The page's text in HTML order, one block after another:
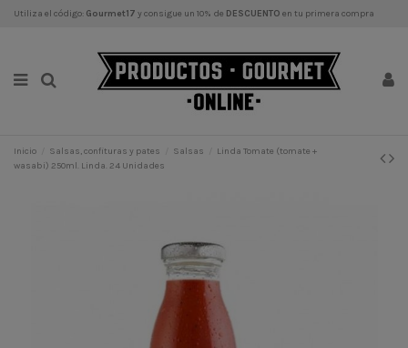
Utiliza el código: Gourmet17 y consigue un 10% de DESCUENTO en tu primera compra
Inicio Salsas, confituras y pates Salsas
Linda Tomate (tomate +
wasabi) 250ml. Linda. 24 Unidades